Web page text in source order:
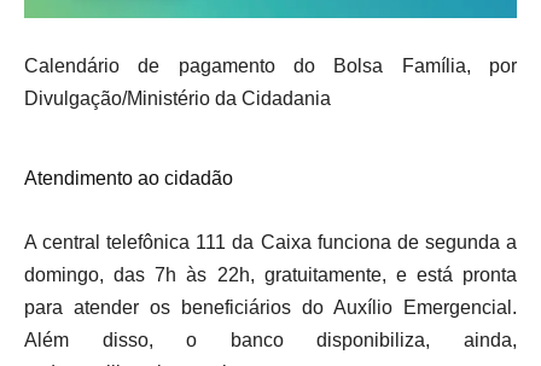
Calendário de pagamento do Bolsa Família, por
Divulgação/Ministério da Cidadania
Atendimento ao cidadão
A central telefônica 111 da Caixa funciona de segunda a
domingo, das 7h às 22h, gratuitamente, e está pronta
para atender os beneficiários do Auxílio Emergencial.
Além disso, o banco disponibiliza, ainda,